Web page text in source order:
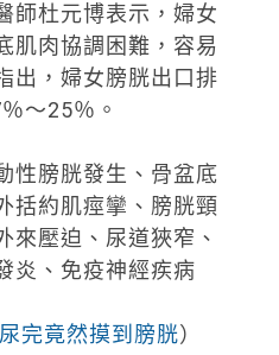
師杜元博表示，婦女
肌肉協調困難，容易
出，婦女膀胱出口排
～25％。
性膀胱發生、骨盆底
括約肌痙攣、膀胱頸
來壓迫、尿道狹窄、
炎、免疫神經疾病
完竟然摸到膀胱）